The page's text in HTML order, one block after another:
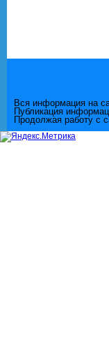
Вся информация на
Публикация
Продолжая работу с